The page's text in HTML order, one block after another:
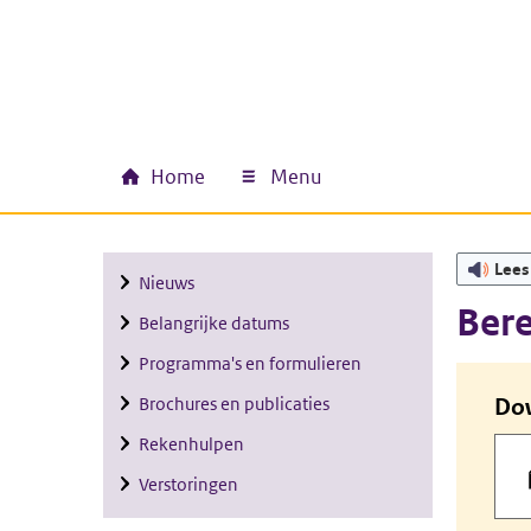
Hoofdnavigatie
Home Menu
Nieuws
Belangrijke datums
Programma's en formulieren
Brochures en publicaties
Rekenhulpen
Verstoringen